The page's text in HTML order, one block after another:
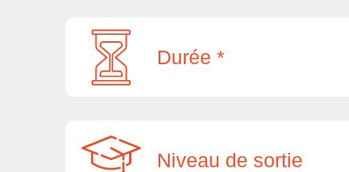
Durée *
Niveau de sortie